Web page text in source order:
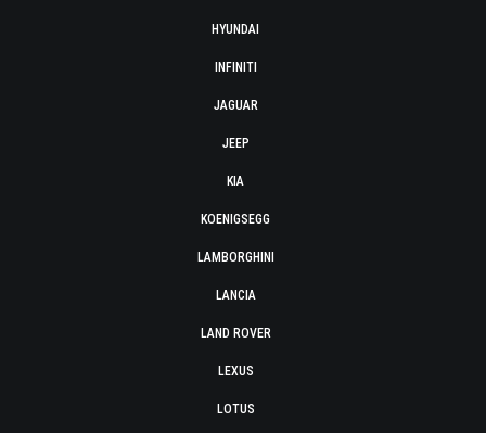
HYUNDAI
INFINITI
JAGUAR
JEEP
KIA
KOENIGSEGG
LAMBORGHINI
LANCIA
LAND ROVER
LEXUS
LOTUS